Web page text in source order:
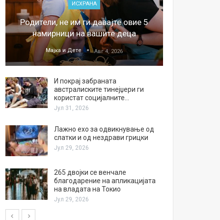
ИСХРАНА
Родители, не им ги давајте овие 5
намирници на вашите деца
Мајка и Дете Авг 4, 2026
И покрај забраната
австралиските тинејџери ги
користат социјалните…
Јул 31, 2026
Лажно ехо за одвикнување од
слатки и од нездрави грицки
Јул 29, 2026
265 двојки се венчале
благодарение на апликацијата
на владата на Токио
Јул 29, 2026